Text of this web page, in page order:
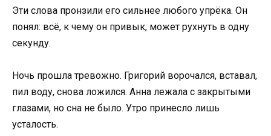
Эти слова пронзили его сильнее любого упрёка. Он
понял: всё, к чему он привык, может рухнуть в одну
секунду.
Ночь прошла тревожно. Григорий ворочался, вставал,
пил воду, снова ложился. Анна лежала с закрытыми
глазами, но сна не было. Утро принесло лишь
усталость.